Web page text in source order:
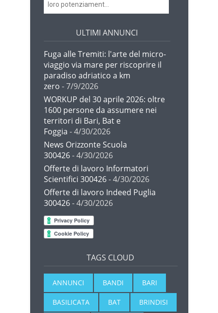
loro potenziament...
ULTIMI ANNUNCI
Fuga alle Tremiti: l'arte del micro-
viaggio via mare per riscoprire il
paradiso adriatico a km
zero - 7/9/2026
WORKUP del 30 aprile 2026: oltre
1600 persone da assumere nei
territori di Bari, Bat e
Foggia - 4/30/2026
News Orizzonte Scuola
300426- 4/30/2026
Offerte di lavoro Informatori
Scientifici 300426- 4/30/2026
Offerte di lavoro Indeed Puglia
300426- 4/30/2026
TAGS CLOUD
ANNUNCI BANDI BARI
BASILICATA BAT BRINDISI